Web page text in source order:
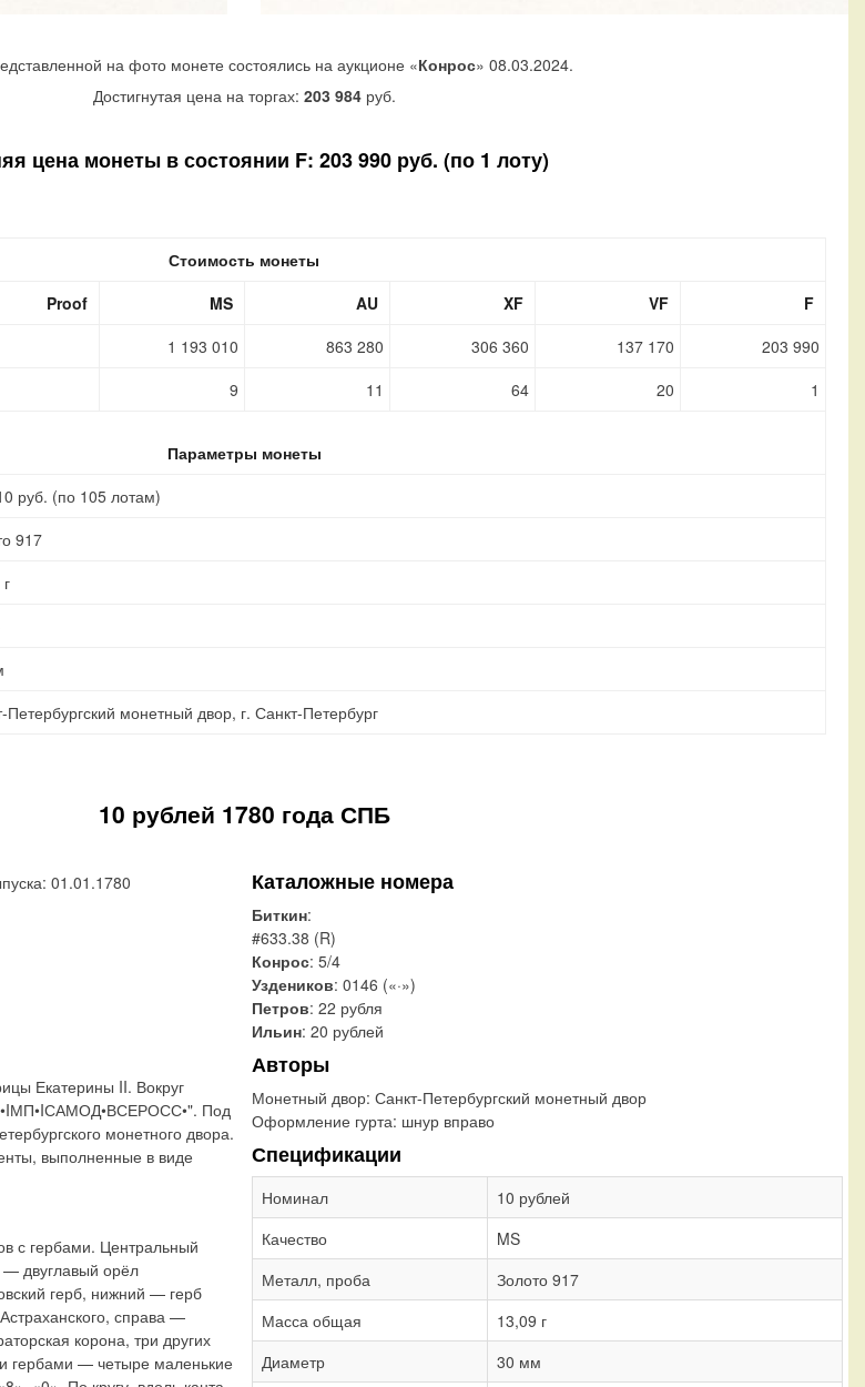
на фото монете состоялись на аукционе «Конрос» 08.03.2024.
Достигнутая цена на торгах: 203 984руб.
цена монеты в состоянии F: 203 990 руб. (по 1 лоту)
Стоимость монеты
Proof MS AU XF VF
F
1 193 010 863 280 306 360 137 170
203 990
9 11 64 20 1
Параметры монеты
руб. (по 105 лотам)
917
Петербургский монетный двор, г. Санкт-Петербург
10 рублей 1780 года СПБ
01.01.1780
Екатерины II. Вокруг
Под
монетного двора.
выполненные в виде
с гербами. Центральный
двуглавый орёл
герб, нижний — герб
справа —
корона, три других
гербами — четыре маленькие
Каталожные номера
Биткин:
#633.38 (R)
Конрос: 5/4
Уздеников: 0146 («·»)
Петров: 22 рубля
Ильин: 20 рублей
Авторы
Монетный двор: Санкт-Петербургский монетный двор
Оформление гурта: шнур вправо
Спецификации
Номинал
10 рублей
Качество
MS
Металл, проба
Золото 917
Масса общая
13,09 г
Диаметр
30 мм